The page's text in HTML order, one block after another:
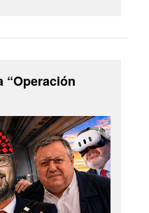
“Operación